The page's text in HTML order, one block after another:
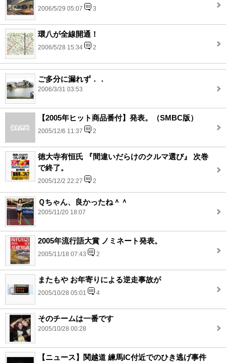
2006/5/29 05:07 3
環八が全線開通！
2006/5/28 15:34 2
ご多分に漏れず．．
2006/3/31 03:53
【2005年ヒット商品番付】発表。（SMBC版）
2005/12/6 11:37 2
徳大寺有恒氏 『間違いだらけのクルマ選び』 次巻
で終了。
2005/12/2 22:27 2
Ｑちゃん、良かったね＾＾
2005/11/20 18:07
2005年流行語大賞 ノミネート発表。
2005/11/18 07:43 2
またもや お年寄りによる逆走事故が
2005/10/28 05:01 4
そのチームは一番です
2005/10/28 00:28
【ニュース】関越道 練馬IC付近でのひき逃げ事件